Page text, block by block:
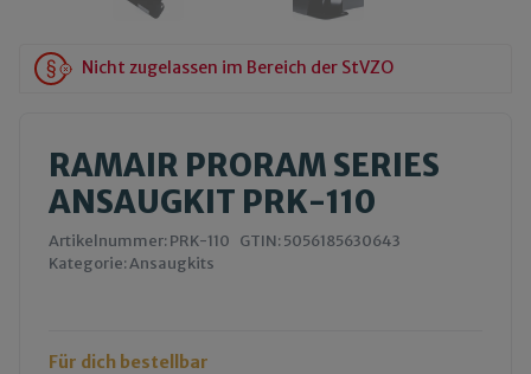
Nicht zugelassen im Bereich der StVZO
RAMAIR PRORAM SERIES
ANSAUGKIT PRK-110
Artikelnummer:PRK-110 GTIN:5056185630643
Kategorie:Ansaugkits
Für dich bestellbar